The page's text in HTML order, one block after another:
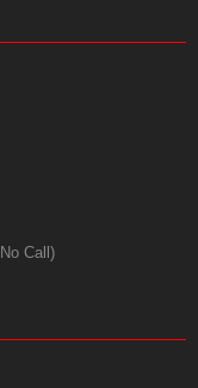
Call)